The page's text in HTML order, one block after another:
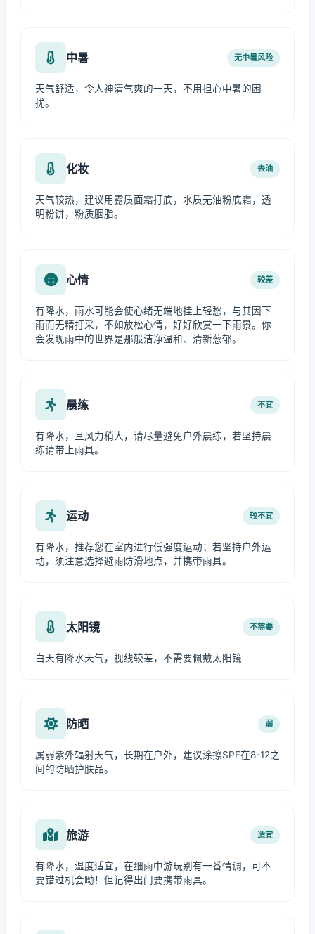
中暑 无中暑风险
天气舒适，令人神清气爽的一天，不用担心中暑的困
扰。
化妆 去油
天气较热，建议用露质面霜打底，水质无油粉底霜，透
明粉饼，粉质胭脂。
心情 较差
有降水，雨水可能会使心绪无端地挂上轻愁，与其因下
雨而无精打采，不如放松心情，好好欣赏一下雨景。你
会发现雨中的世界是那般洁净温和、清新葱郁。
晨练 不宜
有降水，且风力稍大，请尽量避免户外晨练，若坚持晨
练请带上雨具。
运动 较不宜
有降水，推荐您在室内进行低强度运动；若坚持户外运
动，须注意选择避雨防滑地点，并携带雨具。
太阳镜 不需要
白天有降水天气，视线较差，不需要佩戴太阳镜
防晒 弱
属弱紫外辐射天气，长期在户外，建议涂擦SPF在8-12之
间的防晒护肤品。
旅游 适宜
有降水，温度适宜，在细雨中游玩别有一番情调，可不
要错过机会呦！但记得出门要携带雨具。